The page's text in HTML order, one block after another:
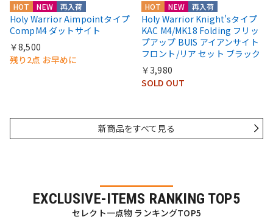
HOT NEW 再入荷
Holy Warrior Aimpointタイプ
CompM4 ダットサイト
￥8,500
残り2点 お早めに
HOT NEW 再入荷
Holy Warrior Knight'sタイプ
KAC M4/MK18 Folding フリッ
プアップ BUIS アイアンサイト
フロント/リア セット ブラック
￥3,980
SOLD OUT
新商品をすべて見る
EXCLUSIVE-ITEMS RANKING TOP5
セレクト一点物 ランキングTOP5